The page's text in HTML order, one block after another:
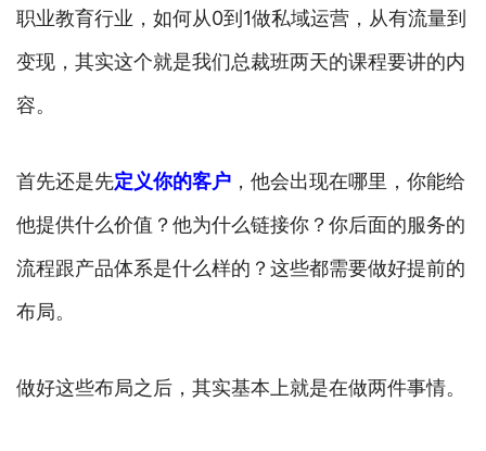
职业教育行业，如何从0到1做私域运营，从有流量到
变现，其实这个就是我们总裁班两天的课程要讲的内
容。
首先还是先定义你的客户 ，他会出现在哪里，你能给
他提供什么价值？他为什么链接你？你后面的服务的
流程跟产品体系是什么样的？这些都需要做好提前的
布局。
做好这些布局之后，其实基本上就是在做两件事情。